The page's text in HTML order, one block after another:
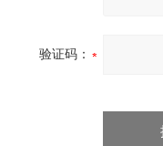
验证码：